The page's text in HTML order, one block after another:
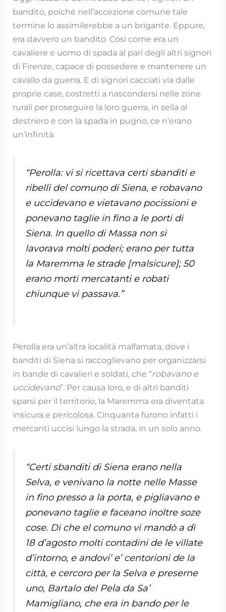
bandito, poiché nell’accezione comune tale
termine lo assimilerebbe a un brigante. Eppure,
era davvero un bandito. Così come era un
cavaliere e uomo di spada al pari degli altri signori
di Firenze, capace di possedere e mantenere un
cavallo da guerra. E di signori cacciati via dalle
proprie case, costretti a nascondersi nelle zone
rurali per proseguire la loro guerra, in sella al
destriero e con la spada in pugno, ce n’erano
un’infinità.
“Perolla: vi si ricettava certi sbanditi e
ribelli del comuno di Siena, e robavano
e uccidevano e vietavano pocissioni e
ponevano taglie in fino a le porti di
Siena. In quello di Massa non si
lavorava molti poderi; erano per tutta
la Maremma le strade [malsicure]; 50
erano morti mercatanti e robati
chiunque vi passava.”
Perolla era un’altra località malfamata, dove i
banditi di Siena si raccoglievano per organizzarsi
in bande di cavalieri e soldati, che “robavano e
uccidevano”. Per causa loro, e di altri banditi
sparsi per il territorio, la Maremma era diventata
insicura e pericolosa. Cinquanta furono infatti i
mercanti uccisi lungo la strada, in un solo anno.
“Certi sbanditi di Siena erano nella
Selva, e venivano la notte nelle Masse
in fino presso a la porta, e pigliavano e
ponevano taglie e faceano inoltre soze
cose. Di che el comuno vi mandò a dì
18 d’agosto molti contadini de le villate
d’intorno, e andovi’ e’ centorioni de la
città, e cercoro per la Selva e preserne
uno, Bartalo del Pela da Sa’
Mamigliano, che era in bando per le